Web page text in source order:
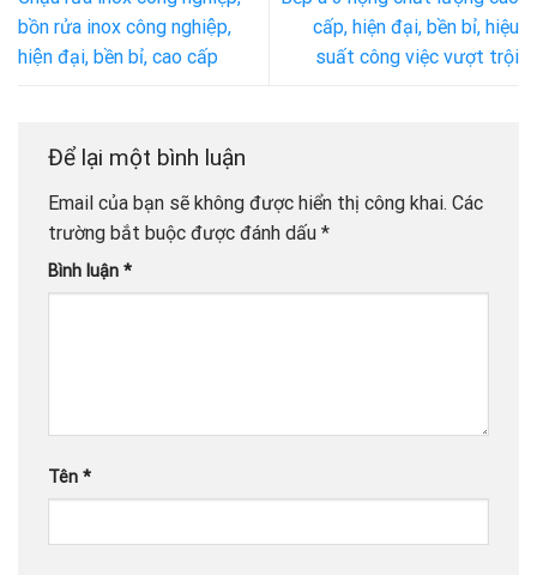
bồn rửa inox công nghiệp,
hiện đại, bền bỉ, cao cấp
cấp, hiện đại, bền bỉ, hiệu
suất công việc vượt trội
Để lại một bình luận
Email của bạn sẽ không được hiển thị công khai. Các
trường bắt buộc được đánh dấu *
Bình luận *
Tên *